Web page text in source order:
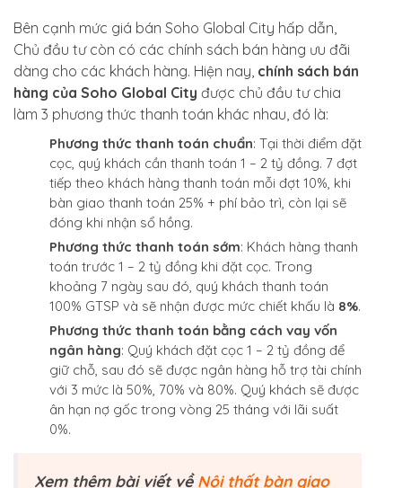
Bên cạnh mức giá bán Soho Global City hấp dẫn,
Chủ đầu tư còn có các chính sách bán hàng ưu đãi
dàng cho các khách hàng. Hiện nay, chính sách bán
hàng của Soho Global City được chủ đầu tư chia
làm 3 phương thức thanh toán khác nhau, đó là:
Phương thức thanh toán chuẩn: Tại thời điểm đặt
cọc, quý khách cần thanh toán 1 – 2 tỷ đồng. 7 đợt
tiếp theo khách hàng thanh toán mỗi đợt 10%, khi
bàn giao thanh toán 25% + phí bảo trì, còn lại sẽ
đóng khi nhận sổ hồng.
Phương thức thanh toán sớm: Khách hàng thanh
toán trước 1 – 2 tỷ đồng khi đặt cọc. Trong
khoảng 7 ngày sau đó, quý khách thanh toán
100% GTSP và sẽ nhận được mức chiết khấu là 8%.
Phương thức thanh toán bằng cách vay vốn
ngân hàng: Quý khách đặt cọc 1 – 2 tỷ đồng để
giữ chỗ, sau đó sẽ được ngân hàng hỗ trợ tài chính
với 3 mức là 50%, 70% và 80%. Quý khách sẽ được
ân hạn nợ gốc trong vòng 25 tháng với lãi suất
0%.
Xem thêm bài viết vềNội thất bàn giao